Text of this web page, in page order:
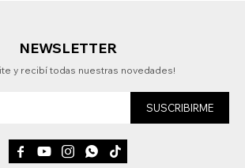
NEWSLETTER
y recibí todas nuestras novedades!
SUSCRIBIRME
    